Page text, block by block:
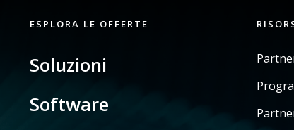
ESPLORA LE OFFERTE
Soluzioni
Software